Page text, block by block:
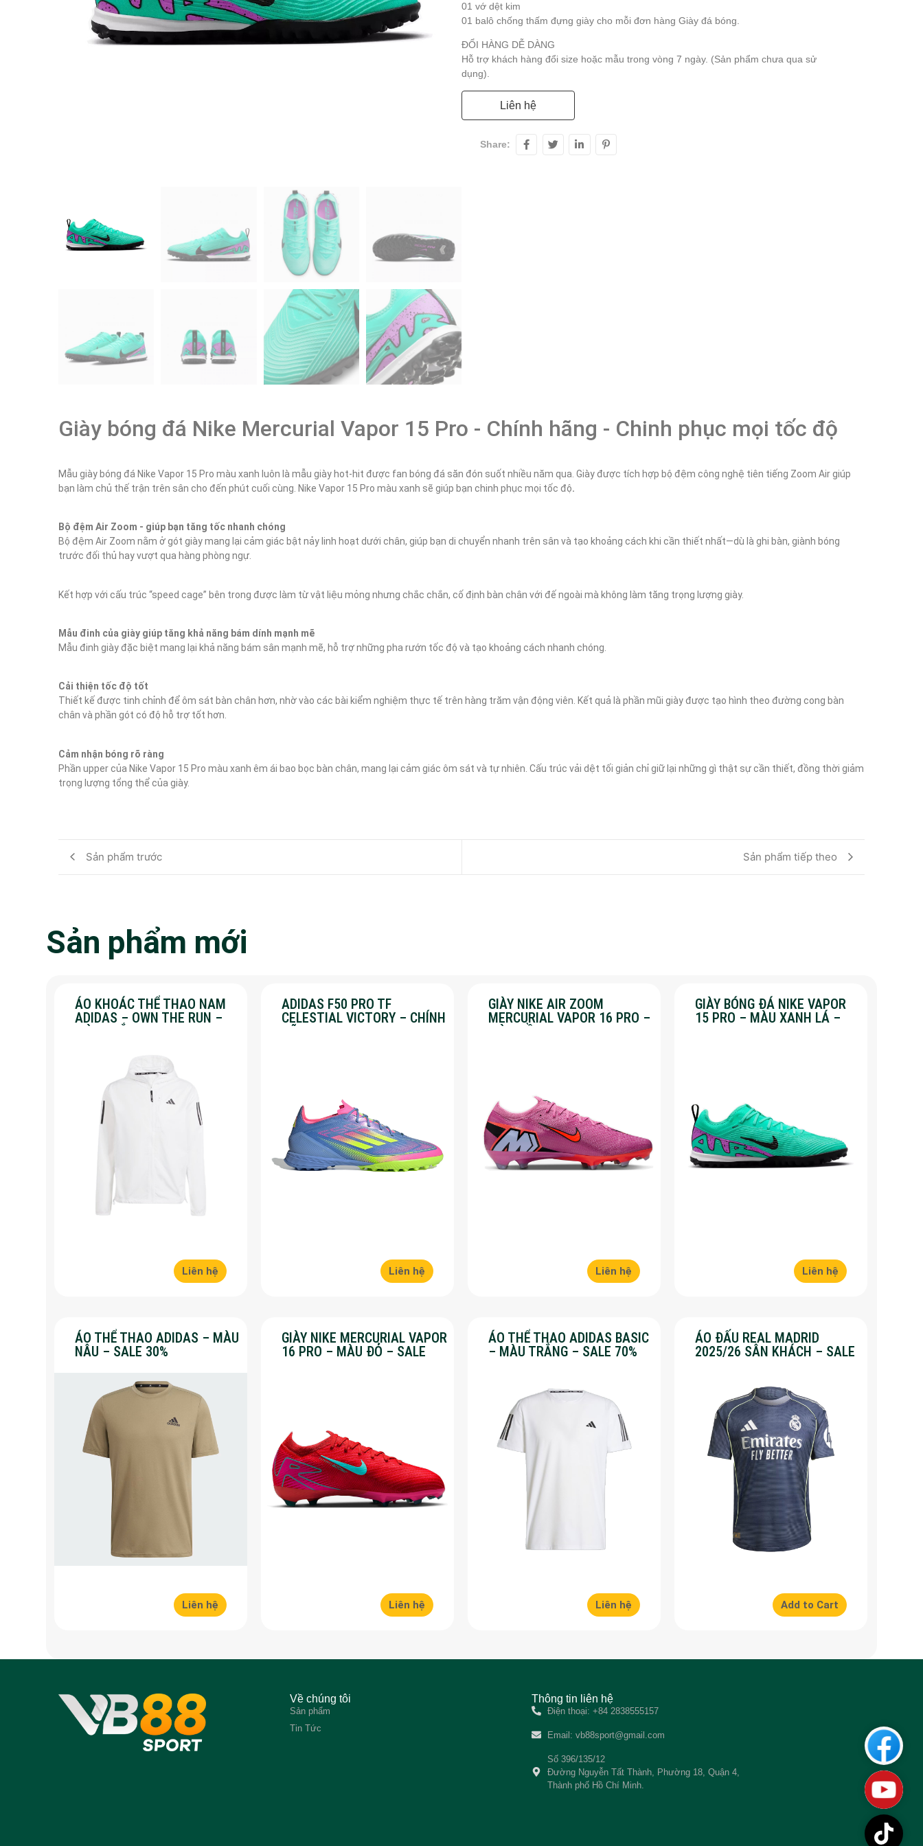
01 vớ dệt kim
01 balô chống thấm đựng giày cho mỗi đơn hàng Giày đá bóng.
ĐỔI HÀNG DỄ DÀNG
Hỗ trợ khách hàng đổi size hoặc mẫu trong vòng 7 ngày. (Sản phẩm chưa qua sử
dụng).
Liên hệ
Share:
Giày bóng đá Nike Mercurial Vapor 15 Pro - Chính hãng - Chinh phục mọi tốc độ
Mẫu giày bóng đá Nike Vapor 15 Pro màu xanh luôn là mẫu giày hot-hit được fan bóng đá săn đón suốt nhiều năm qua. Giày được tích hợp bộ đệm công nghệ tiên tiếng Zoom Air giúp
bạn làm chủ thế trận trên sân cho đến phút cuối cùng. Nike Vapor 15 Pro màu xanh sẽ giúp bạn chinh phục mọi tốc độ.
Bộ đệm Air Zoom - giúp bạn tăng tốc nhanh chóng
Bộ đệm Air Zoom nằm ở gót giày mang lại cảm giác bật nảy linh hoạt dưới chân, giúp bạn di chuyển nhanh trên sân và tạo khoảng cách khi cần thiết nhất—dù là ghi bàn, giành bóng
trước đối thủ hay vượt qua hàng phòng ngự.
Kết hợp với cấu trúc “speed cage” bên trong được làm từ vật liệu mỏng nhưng chắc chắn, cố định bàn chân với đế ngoài mà không làm tăng trọng lượng giày.
Mẫu đinh của giày giúp tăng khả năng bám dính mạnh mẽ
Mẫu đinh giày đặc biệt mang lại khả năng bám sân mạnh mẽ, hỗ trợ những pha rướn tốc độ và tạo khoảng cách nhanh chóng.
Cải thiện tốc độ tốt
Thiết kế được tinh chỉnh để ôm sát bàn chân hơn, nhờ vào các bài kiểm nghiệm thực tế trên hàng trăm vận động viên. Kết quả là phần mũi giày được tạo hình theo đường cong bàn
chân và phần gót có độ hỗ trợ tốt hơn.
Cảm nhận bóng rõ ràng
Phần upper của Nike Vapor 15 Pro màu xanh êm ái bao bọc bàn chân, mang lại cảm giác ôm sát và tự nhiên. Cấu trúc vải dệt tối giản chỉ giữ lại những gì thật sự cần thiết, đồng thời giảm
trọng lượng tổng thể của giày.
Sản phẩm trước Sản phẩm tiếp theo
Sản phẩm mới
ÁO KHOÁC THỂ THAO NAM
ADIDAS – OWN THE RUN –
MÀU TRẮNG
Liên hệ
ADIDAS F50 PRO TF
CELESTIAL VICTORY – CHÍNH
HÃNG – SALE 30%
Liên hệ
GIÀY NIKE AIR ZOOM
MERCURIAL VAPOR 16 PRO –
MÀU HỒNG – SALE 50%
Liên hệ
GIÀY BÓNG ĐÁ NIKE VAPOR
15 PRO – MÀU XANH LÁ –
Liên hệ
ÁO THỂ THAO ADIDAS – MÀU
NÂU – SALE 30%
Liên hệ
GIÀY NIKE MERCURIAL VAPOR
16 PRO – MÀU ĐỎ – SALE
Liên hệ
ÁO THỂ THAO ADIDAS BASIC
– MÀU TRẮNG – SALE 70%
Liên hệ
ÁO ĐẤU REAL MADRID
2025/26 SÂN KHÁCH – SALE
Add to Cart
Về chúng tôi
Sản phẩm
Tin Tức
Thông tin liên hệ
Điện thoại: +84 2838555157
Email: vb88sport@gmail.com
Số 396/135/12
Đường Nguyễn Tất Thành, Phường 18, Quận 4,
Thành phố Hồ Chí Minh.
TikTok